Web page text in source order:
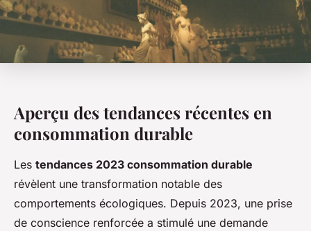
Aperçu des tendances récentes en
consommation durable
Les tendances 2023 consommation durable
révèlent une transformation notable des
comportements écologiques. Depuis 2023, une prise
de conscience renforcée a stimulé une demande